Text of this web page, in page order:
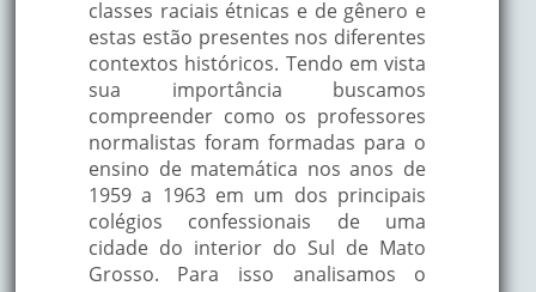
classes raciais étnicas e de gênero e
estas estão presentes nos diferentes
contextos históricos. Tendo em vista
sua importância buscamos
compreender como os professores
normalistas foram formadas para o
ensino de matemática nos anos de
1959 a 1963 em um dos principais
colégios confessionais de uma
cidade do interior do Sul de Mato
Grosso. Para isso analisamos o